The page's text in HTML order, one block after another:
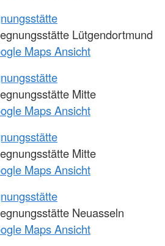
Lütgendortmund
Maps Ansicht
Mitte
Maps Ansicht
Mitte
Maps Ansicht
Neuasseln
Maps Ansicht